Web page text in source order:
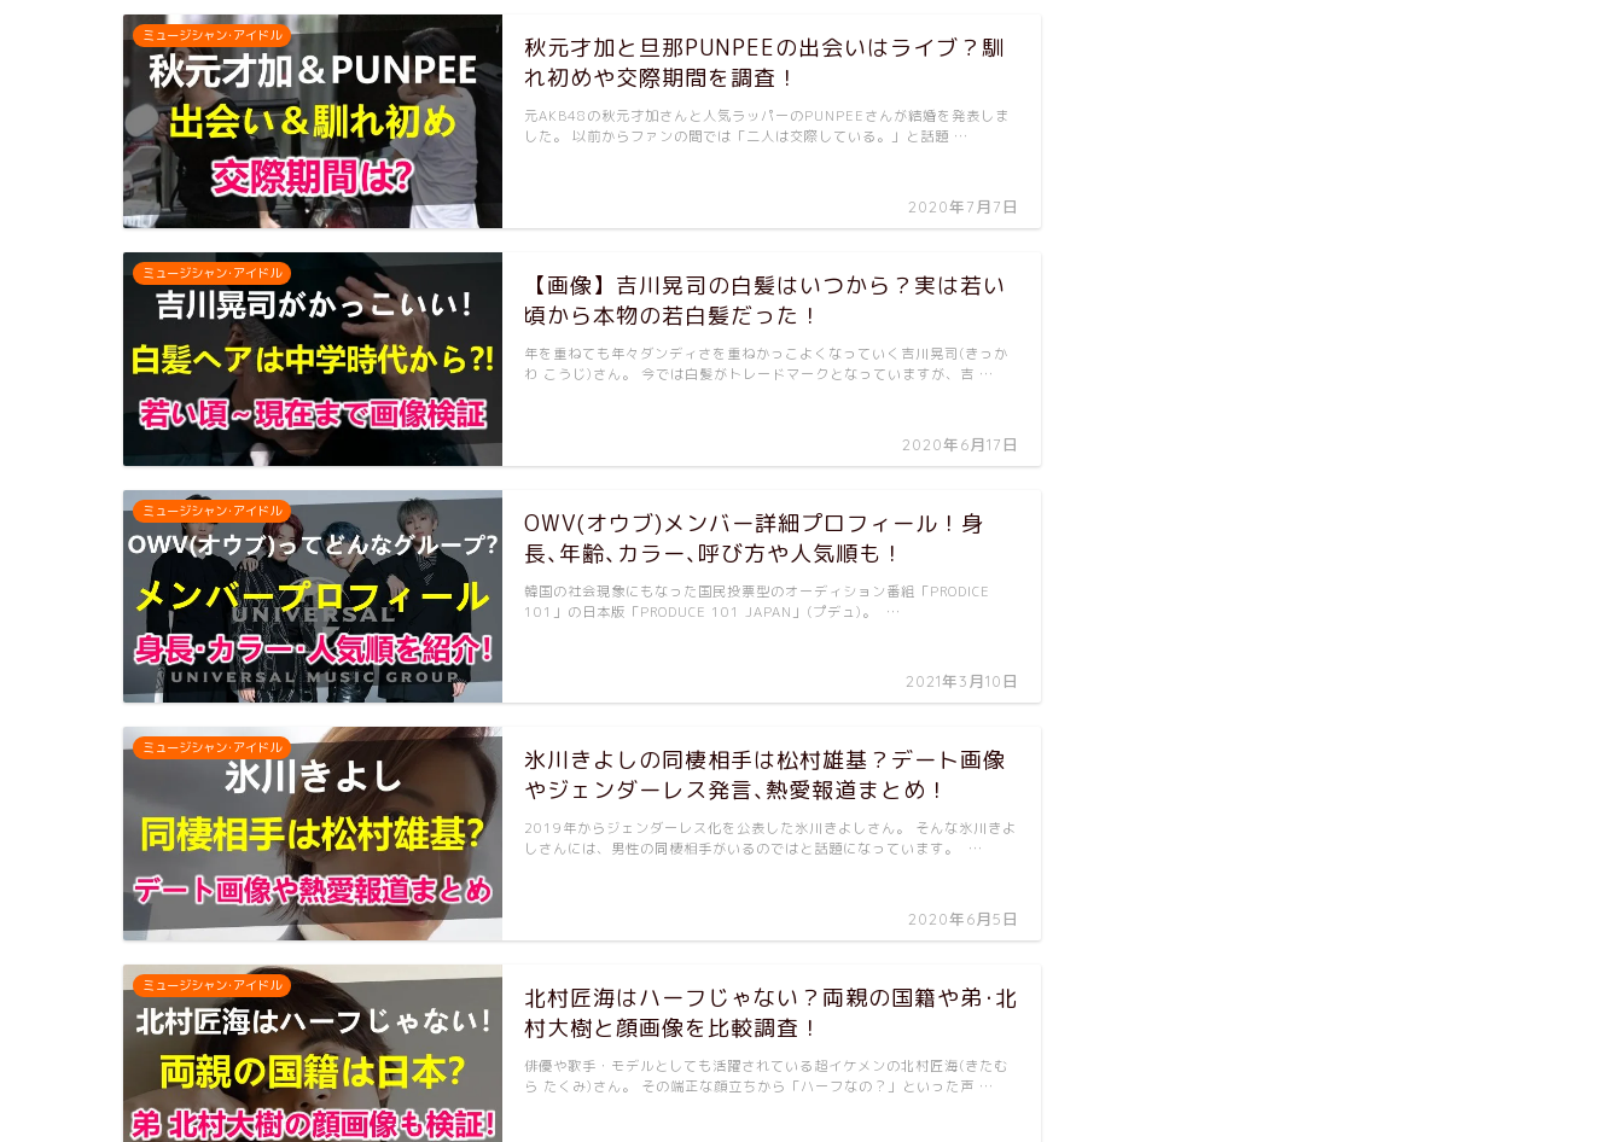
ミュージシャン･アイドル
秋元才加と旦那PUNPEEの出会いはライブ？馴
れ初めや交際期間を調査！
2020年7月7日
元AKB48の秋元才加さんと人気ラッパーのPUNPEEさんが結婚を発表しま
した。 以前からファンの間では「二人は交際している。」と話題 …
ミュージシャン･アイドル
【画像】吉川晃司の白髪はいつから？実は若い
頃から本物の若白髪だった！
2020年6月17日
年を重ねても年々ダンディさを重ねかっこよくなっていく吉川晃司(きっか
わ こうじ)さん。 今では白髪がトレードマークとなっていますが、吉 …
ミュージシャン･アイドル
OWV(オウブ)メンバー詳細プロフィール！身
長､年齢､カラー､呼び方や人気順も！
2021年3月10日
韓国の社会現象にもなった国民投票型のオーディション番組「PRODICE
101」の日本版「PRODUCE 101 JAPAN」(プデュ)。 …
ミュージシャン･アイドル
氷川きよしの同棲相手は松村雄基？デート画像
やジェンダーレス発言､熱愛報道まとめ！
2020年6月5日
2019年からジェンダーレス化を公表した氷川きよしさん。 そんな氷川きよ
しさんには、男性の同棲相手がいるのではと話題になっています。 …
ミュージシャン･アイドル
北村匠海はハーフじゃない？両親の国籍や弟･北
村大樹と顔画像を比較調査！
俳優や歌手・モデルとしても活躍されている超イケメンの北村匠海(きたむ
ら たくみ)さん。 その端正な顔立ちから「ハーフなの？」といった声 …